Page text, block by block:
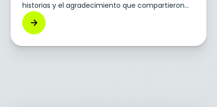
historias y el agradecimiento que compartieron
nuestros navegantes hicieron que la elección de
los ganadores fuera una alegría y una lección de
rápido de cada premio (lo que buscamos durante